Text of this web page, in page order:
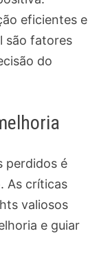
eficientes e
são fatores
do
perdidos é
As críticas
valiosos
e guiar